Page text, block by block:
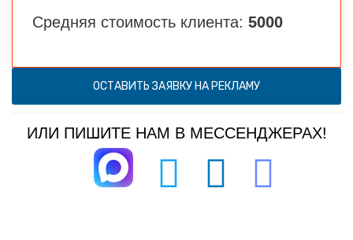
Средняя стоимость клиента: 5000
ОСТАВИТЬ ЗАЯВКУ НА РЕКЛАМУ
ИЛИ ПИШИТЕ НАМ В МЕССЕНДЖЕРАХ!